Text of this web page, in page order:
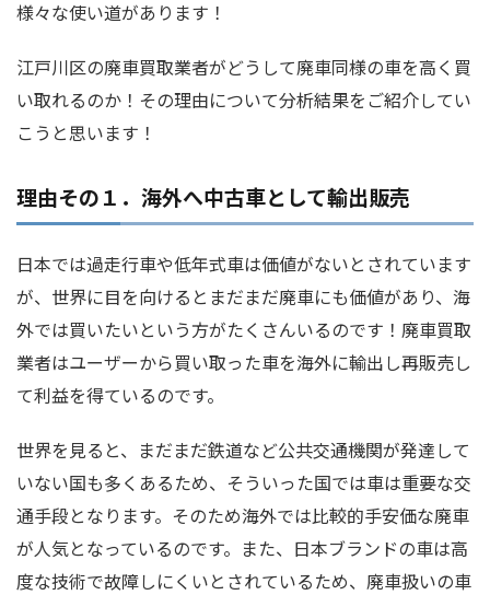
様々な使い道があります！
江戸川区の廃車買取業者がどうして廃車同様の車を高く買
い取れるのか！その理由について分析結果をご紹介してい
こうと思います！
理由その１．海外へ中古車として輸出販売
日本では過走行車や低年式車は価値がないとされています
が、世界に目を向けるとまだまだ廃車にも価値があり、海
外では買いたいという方がたくさんいるのです！廃車買取
業者はユーザーから買い取った車を海外に輸出し再販売し
て利益を得ているのです。
世界を見ると、まだまだ鉄道など公共交通機関が発達して
いない国も多くあるため、そういった国では車は重要な交
通手段となります。そのため海外では比較的手安価な廃車
が人気となっているのです。また、日本ブランドの車は高
度な技術で故障しにくいとされているため、廃車扱いの車